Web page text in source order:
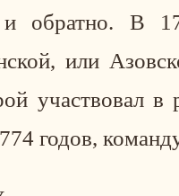
и обратно. В
или
участвовал в
годов,